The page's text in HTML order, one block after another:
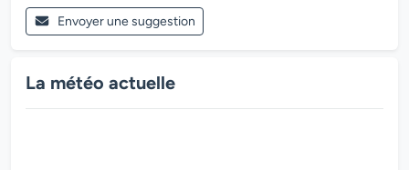
Envoyer une suggestion
La météo actuelle